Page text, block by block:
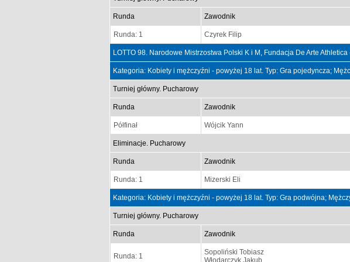
Runda Zawodnik
Runda: 1 Czyrek Filip
LOTTO 98. Narodowe Mistrzostwa Polski K i M, Fundacja De Arte
Kategoria: Kobiety i mężczyźni - powyżej 18 lat. Typ: Gra pojedyncza;
Turniej główny. Pucharowy
Runda Zawodnik
Półfinał Wójcik Yann
Eliminacje. Pucharowy
Runda Zawodnik
Runda: 1 Mizerski Eli
Kategoria: Kobiety i mężczyźni - powyżej 18 lat. Typ: Gra podwójna;
Turniej główny. Pucharowy
Runda Zawodnik
Runda: 1
Sopoliński Tobiasz
Włodarczyk Jakub